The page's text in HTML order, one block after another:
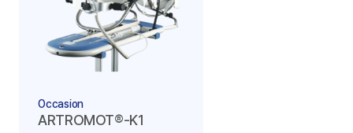
Occasion
ARTROMOT®-K1